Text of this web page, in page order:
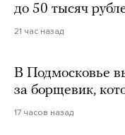
до 50 тысяч
21 час назад
В Подмосковье
за борщевик,
17 часов назад